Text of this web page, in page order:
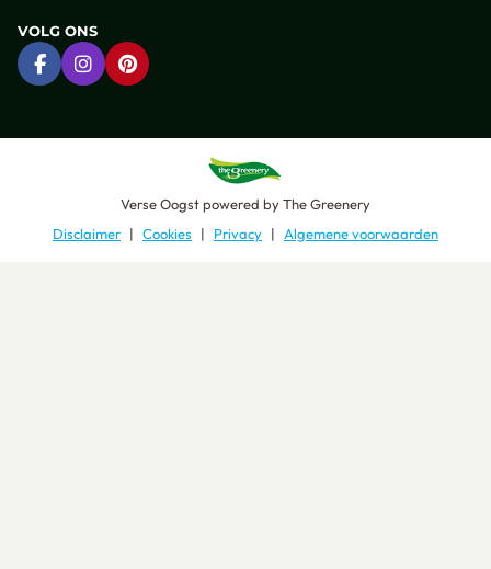
VOLG ONS
Ga naar Facebook
Ga naar Instagram
Ga naar Pinterest
Verse Oogstpowered byThe Greenery
Disclaimer
Cookies Privacy Algemene voorwaarden